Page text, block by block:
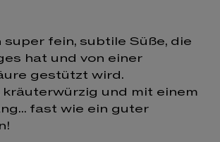
super fein, subtile Süße, die
hat und von einer
gestützt wird.
kräuterwürzig und mit einem
fast wie ein guter